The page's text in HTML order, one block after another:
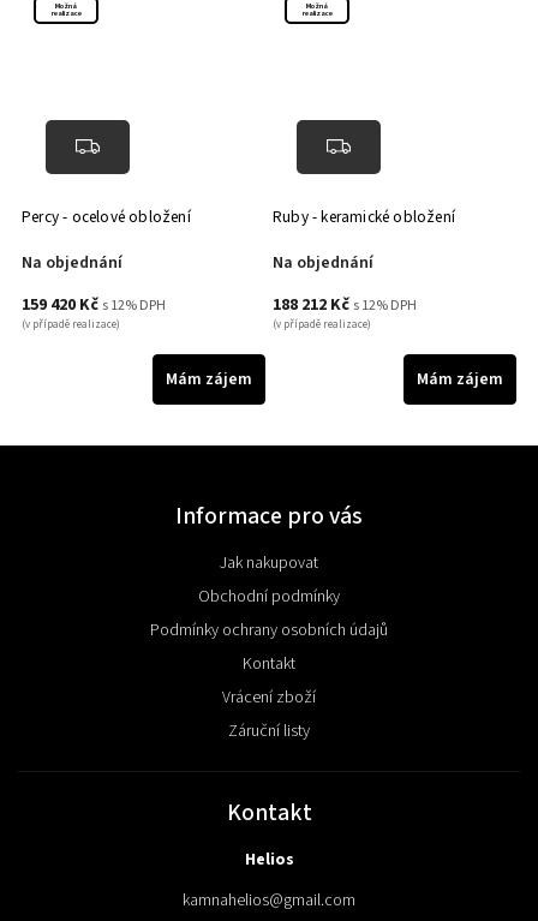
Možná
realizace
Percy - ocelové obložení
Na objednání
159 420 Kč s 12% DPH
(v případě realizace)
Mám zájem
Možná
realizace
Ruby - keramické obložení
Na objednání
188 212 Kč s 12% DPH
(v případě realizace)
Mám zájem
Informace pro vás
Jak nakupovat
Obchodní podmínky
Podmínky ochrany osobních údajů
Kontakt
Vrácení zboží
Záruční listy
Kontakt
Helios
kamnahelios@gmail.com